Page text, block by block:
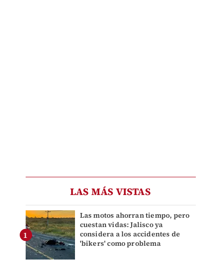
LAS MÁS VISTAS
Las motos ahorran tiempo, pero
cuestan vidas: Jalisco ya
considera a los accidentes de
'bikers' como problema